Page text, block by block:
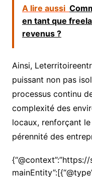
A lire aussi
en tant que
revenus ?
Ainsi,
puissant non pas
processus continu
complexité des
locaux, renforçant
pérennité des
{“@context”:”https://